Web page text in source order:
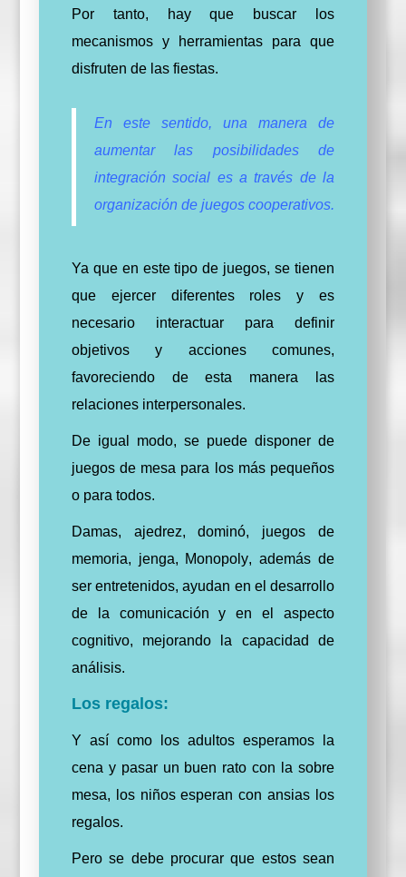
Por tanto,
hay que buscar los
mecanismos y herramientas para que
disfruten de las fiestas.
En este sentido,una manera de
aumentar las posibilidades de
integración social es a través de la
organización de juegos cooperativos.
Ya que en este tipo de juegos, se tienen
que ejercer diferentes roles y es
necesario interactuar para definir
objetivos y acciones comunes,
favoreciendo de esta manera las
relaciones interpersonales.
De igual modo, se puede disponer de
juegos de mesa para los más pequeños
o para todos.
Damas, ajedrez, dominó, juegos de
memoria, jenga, Monopoly, además de
ser entretenidos, ayudan en el desarrollo
de la comunicación y en el aspecto
cognitivo, mejorando la capacidad de
análisis.
Los regalos:
Y así como los adultos esperamos la
cena y pasar un buen rato con la sobre
mesa,
los niños esperan con ansias los
regalos.
Pero se debe procurar que estos sean